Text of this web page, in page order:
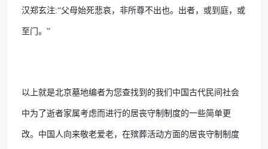
汉郑玄注:“父母始死悲哀，非所尊不出也。出者，或到庭，或
至门。”
以上就是北京墓地编者为您查找到的我们中国古代民间社会
中为了逝者家属考虑而进行的居丧守制制度的一些简单更
改。中国人向来敬老爱老，在殡葬活动方面的居丧守制制度